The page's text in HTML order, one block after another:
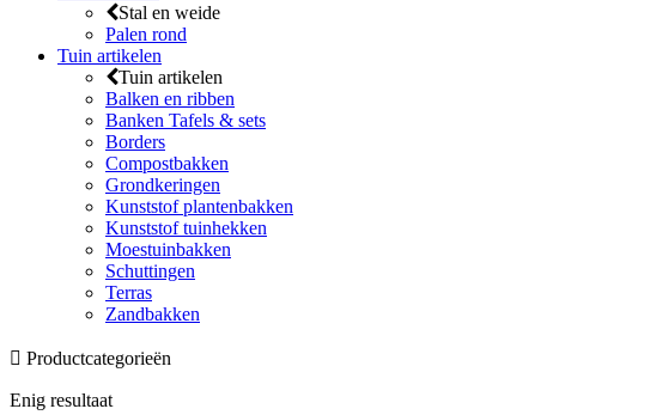
Stal en weide
Palen rond
Tuin artikelen
Tuin artikelen
Balken en ribben
Banken Tafels & sets
Borders
Compostbakken
Grondkeringen
Kunststof plantenbakken
Kunststof tuinhekken
Moestuinbakken
Schuttingen
Terras
Zandbakken
Productcategorieën
Enig resultaat